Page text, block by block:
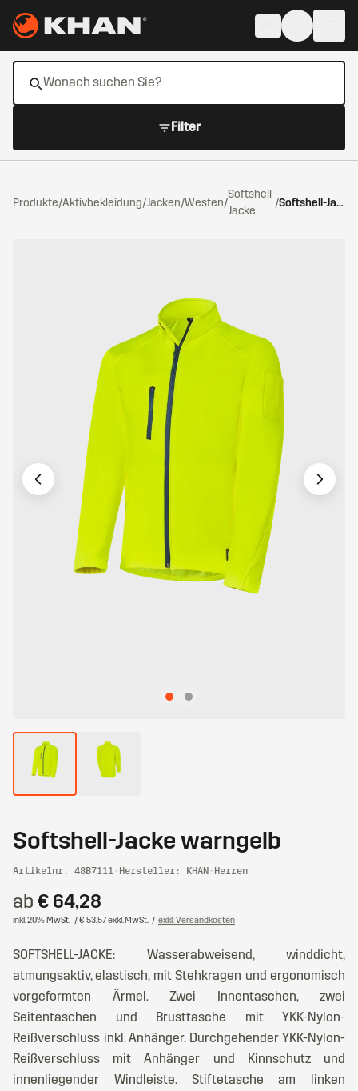
Filter
Produkte/Aktivbekleidung/Jacken/Westen/
Softshell-
Jacke
/ Softshell-Jacke warngelb
Softshell-Jacke warngelb
Artikelnr. 48B7111 · Hersteller: KHAN · Herren
ab € 64,28
inkl. 20% MwSt. / € 53,57 exkl. MwSt. / exkl. Versandkosten
SOFTSHELL-JACKE: Wasserabweisend, winddicht,
atmungsaktiv, elastisch, mit Stehkragen und ergonomisch
vorgeformten Ärmel. Zwei Innentaschen, zwei
Seitentaschen und Brusttasche mit YKK-Nylon-
Reißverschluss inkl. Anhänger. Durchgehender YKK-Nylon-
Reißverschluss mit Anhänger und Kinnschutz und
innenliegender Windleiste. Stiftetasche am linken